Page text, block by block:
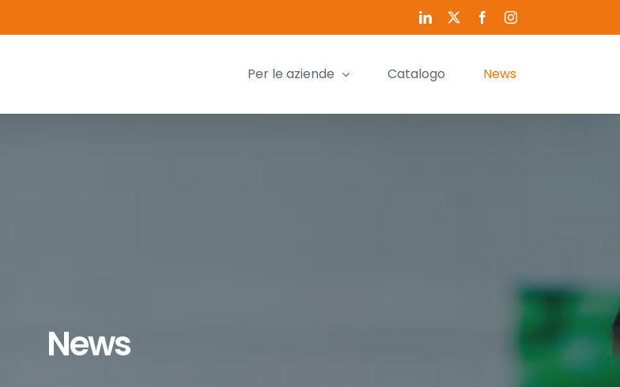
LinkedIn
X FacebookInstagram
Per le aziende Catalogo News
News